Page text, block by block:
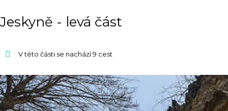
Jeskyně - levá část
V této části se nachází 9 cest